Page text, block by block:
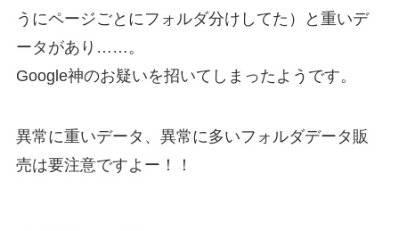
うにページごとにフォルダ分けしてた）と重いデ
ータがあり……。
Google神のお疑いを招いてしまったようです。
異常に重いデータ、異常に多いフォルダデータ販
売は要注意ですよー！！